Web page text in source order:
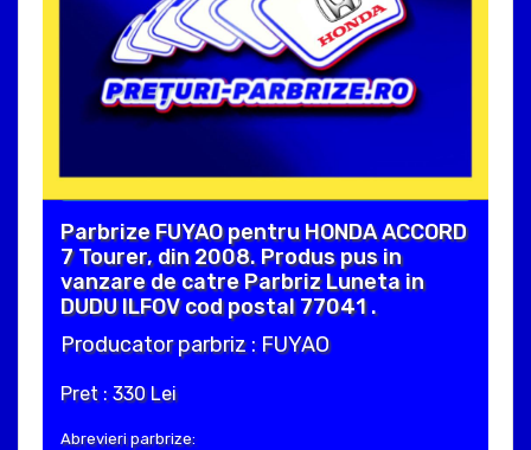
Parbrize FUYAO pentru HONDA ACCORD
7 Tourer, din 2008. Produs pus in
vanzare de catre Parbriz Luneta in
DUDU ILFOV cod postal 77041 .
Producator parbriz : FUYAO
Pret : 330 Lei
Abrevieri parbrize: